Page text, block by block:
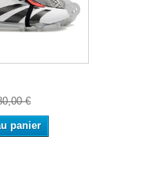
€
panier